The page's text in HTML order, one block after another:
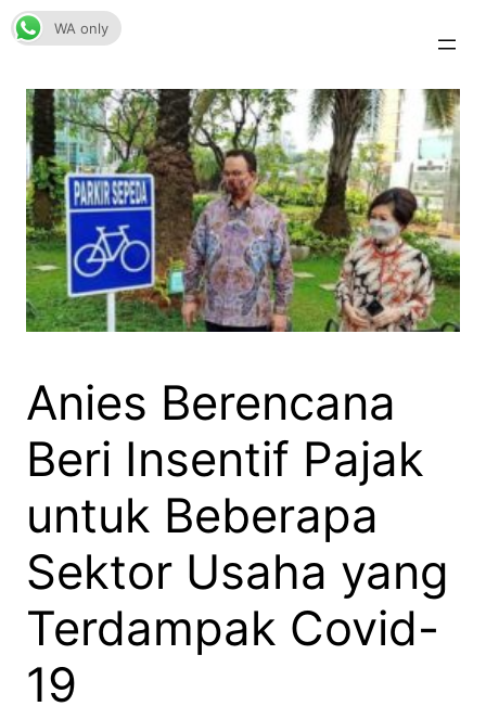
Skip
to
Anies Berencana
Beri Insentif Pajak
untuk Beberapa
Sektor Usaha yang
Terdampak Covid-
19
WA only